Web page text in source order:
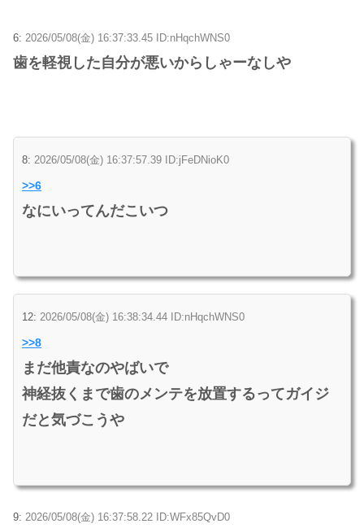
6: 2026/05/08(金) 16:37:33.45 ID:nHqchWNS0
歯を軽視した自分が悪いからしゃーなしや
8: 2026/05/08(金) 16:37:57.39 ID:jFeDNioK0
>>6
なにいってんだこいつ
12: 2026/05/08(金) 16:38:34.44 ID:nHqchWNS0
>>8
まだ他責なのやばいで
神経抜くまで歯のメンテを放置するってガイジ
だと気づこうや
9: 2026/05/08(金) 16:37:58.22 ID:WFx85QvD0